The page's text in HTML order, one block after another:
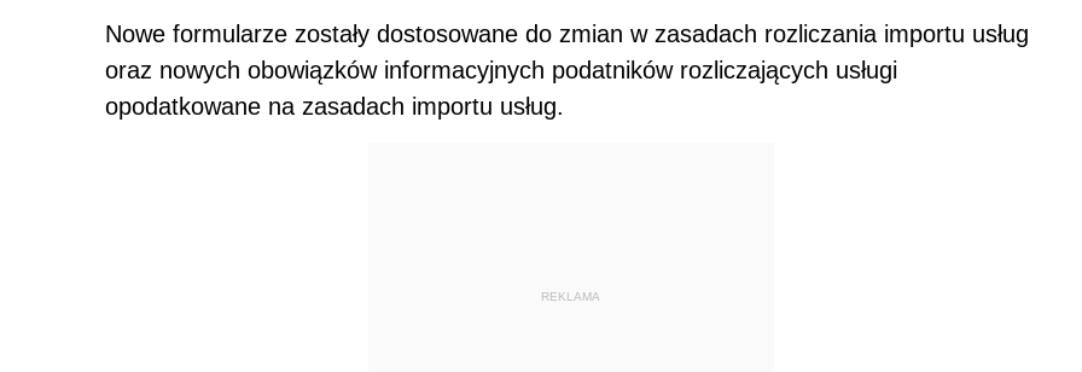
Nowe formularze zostały dostosowane do zmian w zasadach rozliczania importu usług
oraz nowych obowiązków informacyjnych podatników rozliczających usługi
opodatkowane na zasadach importu usług.
REKLAMA